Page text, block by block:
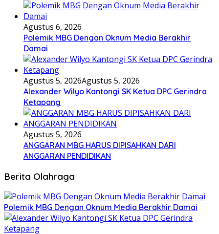
Agustus 6, 2026
Polemik MBG Dengan Oknum Media Berakhir
Damai
Agustus 5, 2026Agustus 5, 2026
Alexander Wilyo Kantongi SK Ketua DPC Gerindra
Ketapang
Agustus 5, 2026
ANGGARAN MBG HARUS DIPISAHKAN DARI
ANGGARAN PENDIDIKAN
Berita Olahraga
Polemik MBG Dengan Oknum Media Berakhir Damai